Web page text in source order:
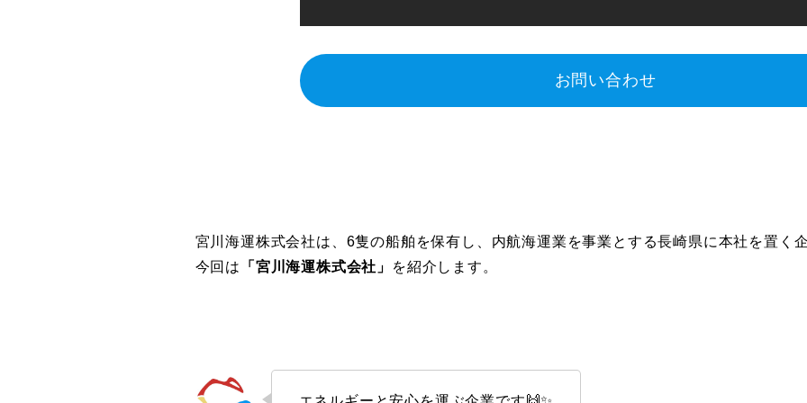
お問い合わせ
宮川海運株式会社は、6隻の船舶を保有し、内航海運業を事業とする長崎県に本社を置く企
今回は
「宮川海運株式会社」 を紹介します。